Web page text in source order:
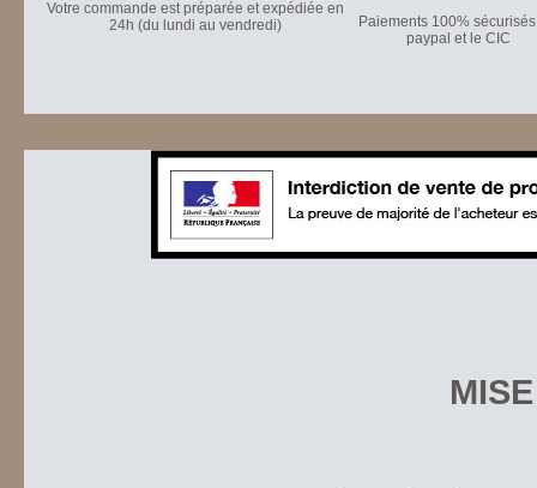
Votre commande est préparée et expédiée en
24h (du lundi au vendredi)
Paiements 100%
paypal et le CIC